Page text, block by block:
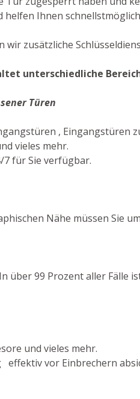
helfen Ihnen
zusätzliche
unterschiedliche
Türen
,
vieles mehr.
für Sie verfügbar.
Nähe müssen Sie
über 99 Prozent aller Fälle
und vieles mehr.
vor Einbrechern